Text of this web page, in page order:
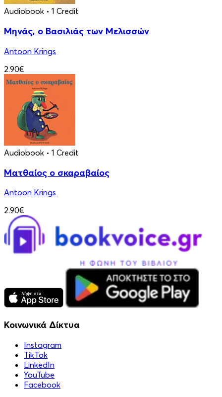
Audiobook • 1 Credit
Μηνάς, ο Βασιλιάς των Μελισσών
Antoon Krings
2.90€
Audiobook • 1 Credit
Ματθαίος ο σκαραβαίος
Antoon Krings
2.90€
Κοινωνικά Δίκτυα
Instagram
TikTok
LinkedIn
YouTube
Facebook